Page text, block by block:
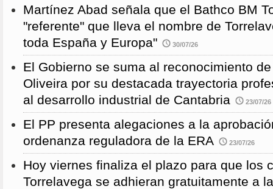
Martínez Abad señala que el Bathco BM
"referente" que lleva el nombre de
toda España y Europa"
30/07/26
El Gobierno se suma al reconocimiento
Oliveira por su destacada trayectoria
al desarrollo industrial de Cantabria
23/07/26
El PP presenta alegaciones a la
ordenanza reguladora de la ERA
23/07/26
Hoy viernes finaliza el plazo para que los
Torrelavega se adhieran gratuitamente a